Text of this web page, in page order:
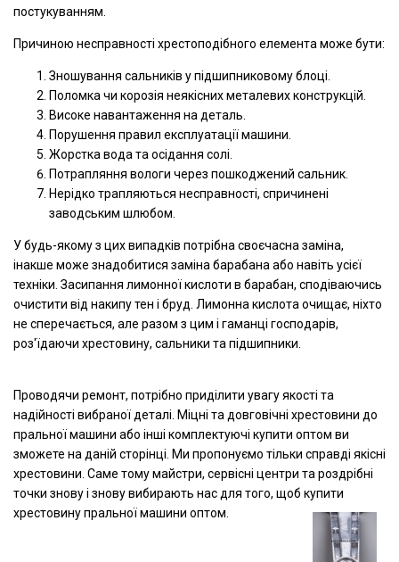
постукуванням.
Причиною несправності хрестоподібного елемента може бути:
Зношування сальників у підшипниковому блоці.
Поломка чи корозія неякісних металевих конструкцій.
Високе навантаження на деталь.
Порушення правил експлуатації машини.
Жорстка вода та осідання солі.
Потрапляння вологи через пошкоджений сальник.
Нерідко трапляються несправності, спричинені
заводським шлюбом.
У будь-якому з цих випадків потрібна своєчасна заміна,
інакше може знадобитися заміна барабана або навіть усієї
техніки. Засипання лимонної кислоти в барабан, сподіваючись
очистити від накипу тен і бруд. Лимонна кислота очищає, ніхто
не сперечається, але разом з цим і гаманці господарів,
роз'їдаючи хрестовину, сальники та підшипники.
Проводячи ремонт, потрібно приділити увагу якості та
надійності вибраної деталі. Міцні та довговічні хрестовини до
пральної машини або інші комплектуючі купити оптом ви
зможете на даній сторінці. Ми пропонуємо тільки справді якісні
хрестовини. Саме тому майстри, сервісні центри та роздрібні
точки знову і знову вибирають нас для того, щоб купити
хрестовину пральної машини оптом.